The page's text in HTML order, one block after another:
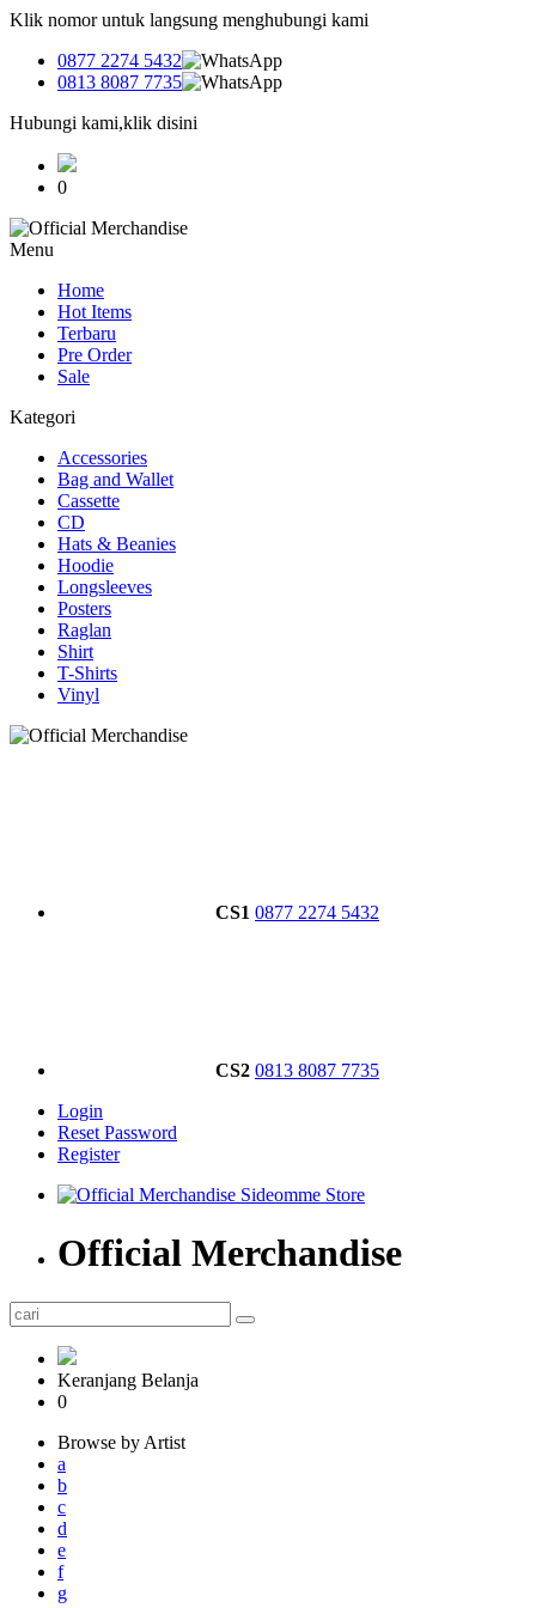
Klik nomor untuk langsung menghubungi kami
0877 2274 5432
0813 8087 7735
Hubungi kami,klik disini
0
Menu
Home
Hot Items
Terbaru
Pre Order
Sale
Kategori
Accessories
Bag and Wallet
Cassette
CD
Hats & Beanies
Hoodie
Longsleeves
Posters
Raglan
Shirt
T-Shirts
Vinyl
CS1 0877 2274 5432
CS2 0813 8087 7735
Login
Reset Password
Register
Official Merchandise
Keranjang Belanja
0
Browse by Artist
a
b
c
d
e
f
g